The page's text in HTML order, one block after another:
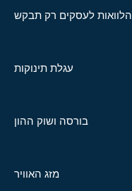
הלוואות לעסקים רק תבקש
עגלת תינוקות
בורסה ושוק ההון
מזג האוויר